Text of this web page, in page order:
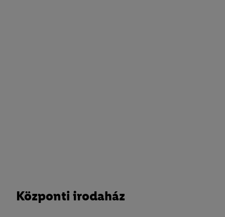
Központi irodaház